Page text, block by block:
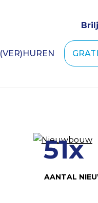
(VER)HUREN
51x
AANTAL